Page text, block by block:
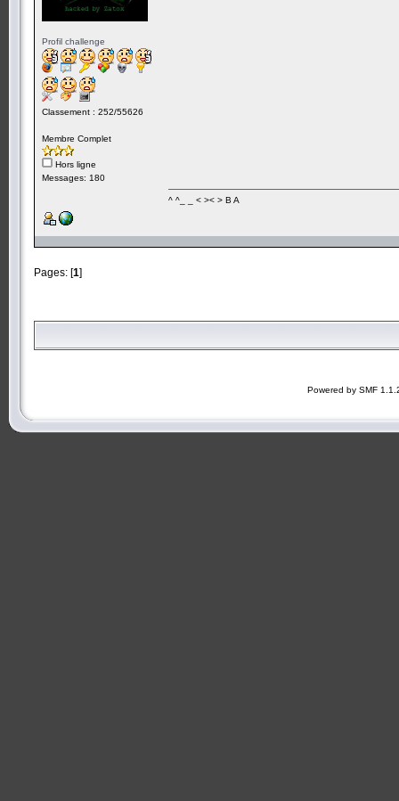
Profil challenge
Classement : 252/55626
Membre Complet
Hors ligne
Messages: 180
^ ^_ _ < >< > B A
Pages: [1]
Powered by SMF